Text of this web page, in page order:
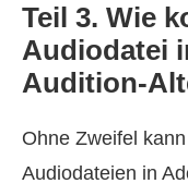
Teil 3. Wie
Audiodatei
Audition-
Ohne Zweifel
Audiodateien in